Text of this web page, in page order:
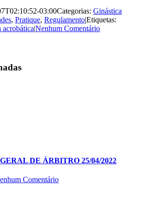
03:00Categorias: Ginástica
, Pratique, Regulamento|Etiquetas:
acrobática|Nenhum Comentário
DE ÁRBITRO 25/04/2022
Comentário